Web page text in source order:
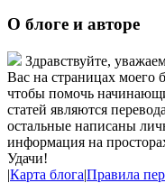
О блоге и авторе
Здравствуйте,
Вас на страницах моего
чтобы помочь
статей являются
остальные написаны
информация на
Удачи!
|Карта блога|Правила